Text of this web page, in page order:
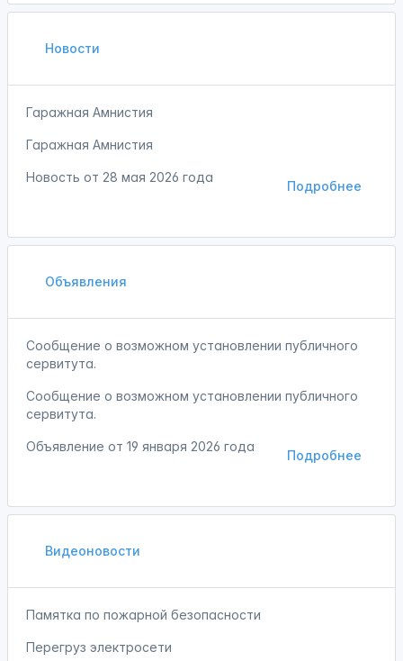
Новости
Гаражная Амнистия
Гаражная Амнистия
Подробнее
Новость от 28 мая 2026 года
Объявления
Сообщение о возможном установлении публичного
сервитута.
Сообщение о возможном установлении публичного
сервитута.
Подробнее
Объявление от 19 января 2026 года
Видеоновости
Памятка по пожарной безопасности
Перегруз электросети